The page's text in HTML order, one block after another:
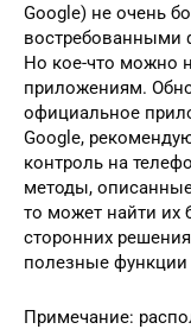
Google) не очень
востребованными
Но кое-что можно
приложениям.
официальное
Google,
контроль на
методы,
то может найти их
сторонних
полезные функции
Примечание: